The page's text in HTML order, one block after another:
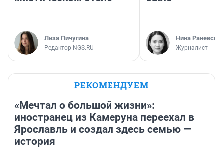
Лиза Пичугина
Редактор NGS.RU
Нина
Журналист
РЕКОМЕНДУЕМ
«Мечтал о большой жизни»:
иностранец из Камеруна переехал в
Ярославль и создал здесь семью —
история